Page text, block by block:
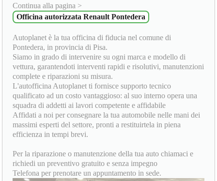
Continua alla pagina >
Officina autorizzata Renault Pontedera
Autoplanet è la tua officina di fiducia nel comune di
Pontedera, in provincia di Pisa.
Siamo in grado di intervenire su ogni marca e modello di
vettura, garantendoti interventi rapidi e risolutivi, manutenzioni
complete e riparazioni su misura.
L'autofficina Autoplanet ti fornisce supporto tecnico
qualificato ad un costo vantaggioso: al suo interno opera una
squadra di addetti ai lavori competente e affidabile
Affidati a noi per consegnare la tua automobile nelle mani dei
massimi esperti del settore, pronti a restituirtela in piena
efficienza in tempi brevi.
Per la riparazione o manutenzione della tua auto chiamaci e
richiedi un preventivo gratuito e senza impegno
Telefona per prenotare un appuntamento in sede.